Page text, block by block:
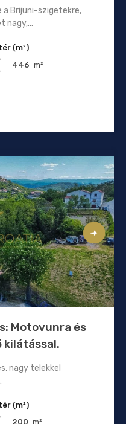
a Brijuni-szigetekre,
nagy,…
(m²)
446 m²
Motovunra és
kilátással.
nagy telekkel
(m²)
200 m²